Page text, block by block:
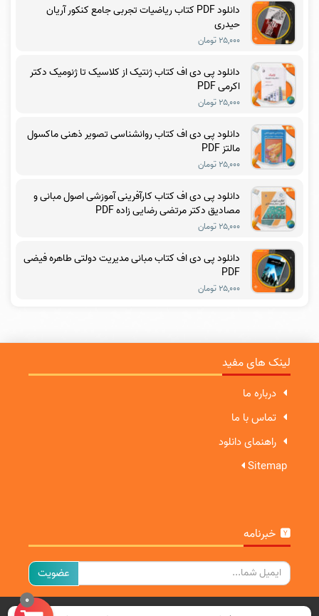
دانلود PDF کتاب ریاضیات تجربی جامع کنکور آریان
حیدری
۲۵,۰۰۰ تومان
دانلود پی دی اف کتاب ژنتیک از کلاسیک تا ژنومیک دکتر
اکرمی PDF
۲۵,۰۰۰ تومان
دانلود پی دی اف کتاب روانشناسی تصویر ذهنی ماکسول
مالتز PDF
۲۵,۰۰۰ تومان
دانلود پی دی اف کتاب کارآفرینی آموزشی اصول مبانی و
مصادیق دکتر مرتضی رضایی زاده PDF
۲۵,۰۰۰ تومان
دانلود پی دی اف کتاب مبانی مدیریت دولتی طاهره فیضی
PDF
۲۵,۰۰۰ تومان
لینک های مفید
درباره ما
تماس با ما
راهنمای دانلود
Sitemap
خبرنامه
ایمیل
تمامی حقوق برای سایت ما محفوظ است.
0